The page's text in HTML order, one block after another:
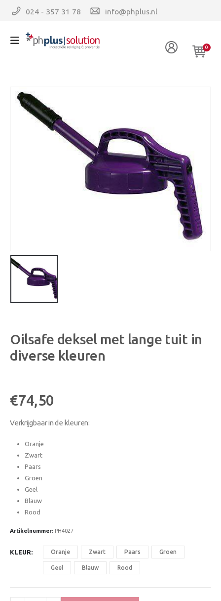
024 - 357 31 78 info@phplus.nl
0
Oilsafe deksel met lange tuit in
diverse kleuren
€74,50
Verkrijgbaar in de kleuren:
Oranje
Zwart
Paars
Groen
Geel
Blauw
Rood
Artikelnummer: PH4027
KLEUR Oranje Zwart Paars Groen
Geel Blauw Rood